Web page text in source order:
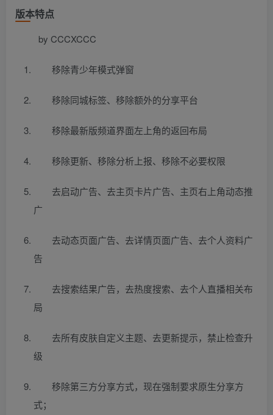
版本特点
by CCCXCCC
移除青少年模式弹窗
移除同城标签、移除额外的分享平台
移除最新版频道界面左上角的返回布局
移除更新、移除分析上报、移除不必要权限
去启动广告、去主页卡片广告、主页右上角动态推
广
去动态页面广告、去详情页面广告、去个人资料广
告
去搜索结果广告，去热度搜索、去个人直播相关布
局
去所有皮肤自定义主题、去更新提示，禁止检查升
级
移除第三方分享方式，现在强制要求原生分享方
式；